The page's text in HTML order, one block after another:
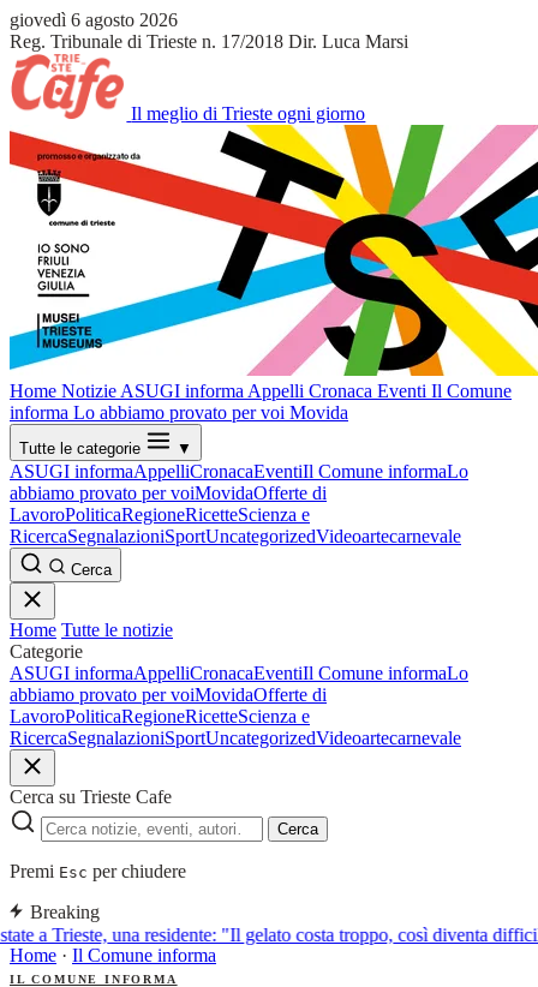
giovedì 6 agosto 2026
Reg. Tribunale di Trieste n. 17/2018 Dir. Luca Marsi
Il meglio di Trieste ogni giorno
Home Notizie ASUGI informa Appelli Cronaca Eventi Il Comune
informa Lo abbiamo provato per voi Movida
Tutte le categorie ▼
ASUGI informaAppelliCronacaEventiIl Comune informaLo
abbiamo provato per voiMovidaOfferte di
LavoroPoliticaRegioneRicetteScienza e
RicercaSegnalazioniSportUncategorizedVideoartecarnevale
Cerca
Home Tutte le notizie
Categorie
ASUGI informaAppelliCronacaEventiIl Comune informaLo
abbiamo provato per voiMovidaOfferte di
LavoroPoliticaRegioneRicetteScienza e
RicercaSegnalazioniSportUncategorizedVideoartecarnevale
Cerca su Trieste Cafe
Cerca
Premi Esc per chiudere
Breaking
a Trieste, una residente: "Il gelato costa troppo, così diventa
Home · Il Comune informa
IL COMUNE INFORMA